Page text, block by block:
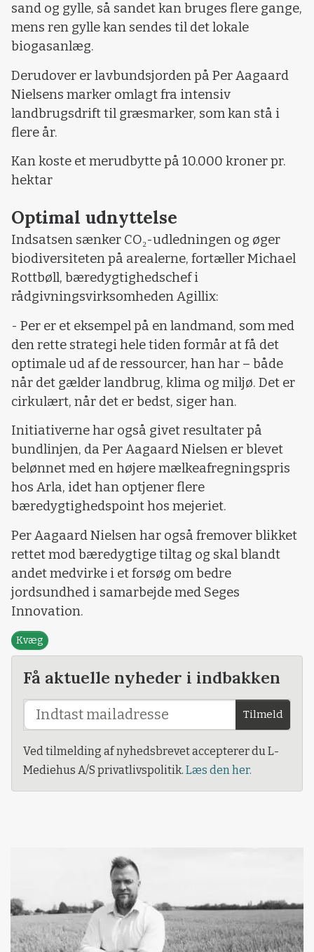
sand og gylle, så sandet kan bruges flere gange,
mens ren gylle kan sendes til det lokale
biogasanlæg.
Derudover er lavbundsjorden på Per Aagaard
Nielsens marker omlagt fra intensiv
landbrugsdrift til græsmarker, som kan stå i
flere år.
Kan koste et merudbytte på 10.000 kroner pr.
hektar
Optimal udnyttelse
Indsatsen sænker CO₂-udledningen og øger
biodiversiteten på arealerne, fortæller Michael
Rottbøll, bæredygtighedschef i
rådgivningsvirksomheden Agillix:
- Per er et eksempel på en landmand, som med
den rette strategi hele tiden formår at få det
optimale ud af de ressourcer, han har – både
når det gælder landbrug, klima og miljø. Det er
cirkulært, når det er bedst, siger han.
Initiativerne har også givet resultater på
bundlinjen, da Per Aagaard Nielsen er blevet
belønnet med en højere mælkeafregningspris
hos Arla, idet han optjener flere
bæredygtighedspoint hos mejeriet.
Per Aagaard Nielsen har også fremover blikket
rettet mod bæredygtige tiltag og skal blandt
andet medvirke i et forsøg om bedre
jordsundhed i samarbejde med Seges
Innovation.
Kvæg
Få aktuelle nyheder i indbakken
Tilmeld
Ved tilmelding af nyhedsbrevet accepterer du L-
Mediehus A/S privatlivspolitik. Læs den her.